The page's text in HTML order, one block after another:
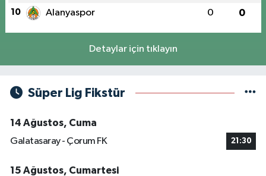
10 Alanyaspor 0 0
Detaylar için tıklayın
Süper Lig Fikstür
14 Ağustos, Cuma
Galatasaray - Çorum FK
21:30
15 Ağustos, Cumartesi